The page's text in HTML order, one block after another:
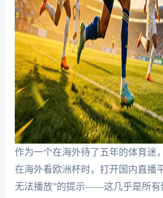
作为一个在海外待了五年的体育迷
在海外看欧洲杯时，打开国内直播
无法播放”的提示——这几乎是所有